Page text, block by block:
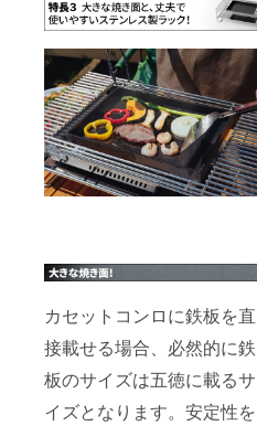
カセットコンロに鉄板を直
接載せる場合、必然的に鉄
板のサイズは五徳に載るサ
イズとなります。安定性を